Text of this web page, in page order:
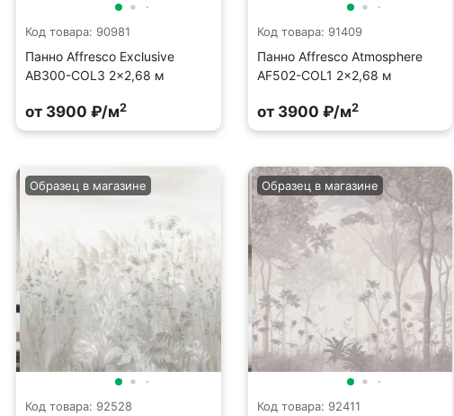
Код товара: 90981
Панно Affresco Exclusive
AB300-COL3 2x2,68 м
от 3900 ₽/м2
Код товара: 91409
Панно Affresco Atmosphere
AF502-COL1 2x2,68 м
от 3900 ₽/м2
Код товара: 92528
Образец в магазине
Код товара: 92411
Образец в магазине